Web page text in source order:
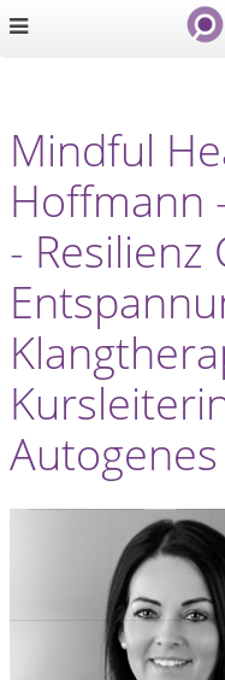
Mindful
Hoffmann
- Resilienz